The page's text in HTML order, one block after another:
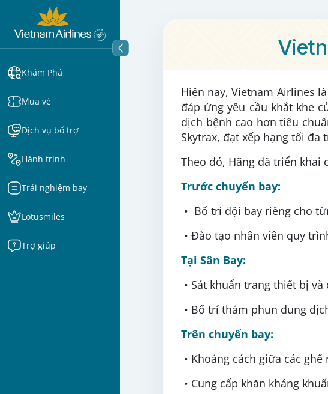
Khám Phá
Mua vé
Dịch vụ bổ trợ
Hành trình
Trải nghiệm bay
Lotusmiles
Trợ giúp
Hiện nay, Vietnam Airlines
đáp ứng yêu cầu khắt khe
dịch bệnh cao hơn tiêu
Skytrax, đạt xếp hạng tối đa
Theo đó, Hãng đã triển khai
Trước chuyến bay:
• Bố trí đội bay riêng cho
• Đào tạo nhân viên quy
Tại Sân Bay:
• Sát khuẩn trang thiết bị
• Bố trí thảm phun dung
Trên chuyến bay:
• Khoảng cách giữa các
• Cung cấp khăn kháng